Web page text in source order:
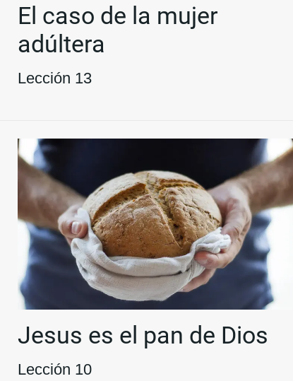
El caso de la mujer
adúltera
Lección 13
Jesus es el pan de Dios
Lección 10